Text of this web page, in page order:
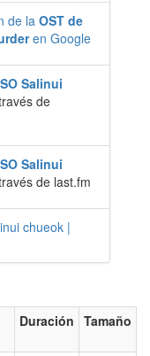
de laOST de
en Google
Salinui
de
Salinui
de last.fm
chueok |
Duración Tamaño